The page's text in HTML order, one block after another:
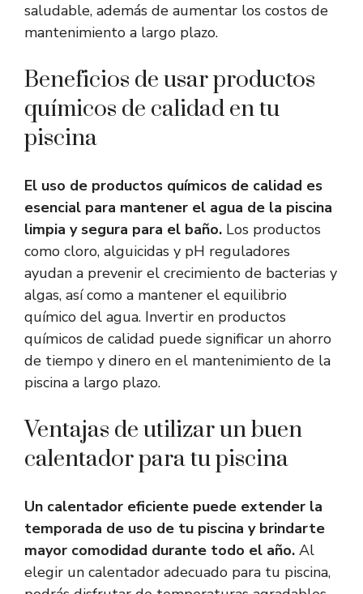
saludable, además de aumentar los costos de
mantenimiento a largo plazo.
Beneficios de usar productos
químicos de calidad en tu
piscina
El uso de productos químicos de calidad es
esencial para mantener el agua de la piscina
limpia y segura para el baño. Los productos
como cloro, alguicidas y pH reguladores
ayudan a prevenir el crecimiento de bacterias y
algas, así como a mantener el equilibrio
químico del agua. Invertir en productos
químicos de calidad puede significar un ahorro
de tiempo y dinero en el mantenimiento de la
piscina a largo plazo.
Ventajas de utilizar un buen
calentador para tu piscina
Un calentador eficiente puede extender la
temporada de uso de tu piscina y brindarte
mayor comodidad durante todo el año. Al
elegir un calentador adecuado para tu piscina,